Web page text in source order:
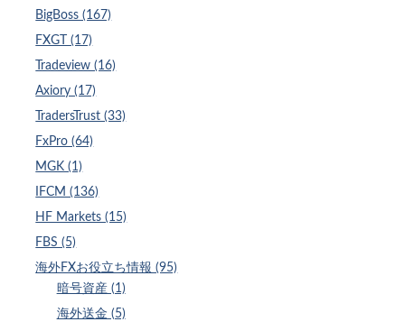
BigBoss (167)
FXGT (17)
Tradeview (16)
Axiory (17)
TradersTrust (33)
FxPro (64)
MGK (1)
IFCM (136)
HF Markets (15)
FBS (5)
海外FXお役立ち情報 (95)
暗号資産 (1)
海外送金 (5)